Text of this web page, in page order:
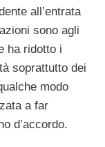
all’entrata
sono agli
ha ridotto i
soprattutto dei
modo
a far
d’accordo.